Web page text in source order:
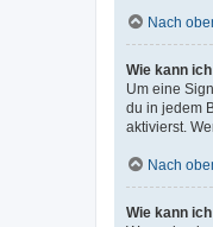
Nach
Wie kann
Um eine
du in jedem
aktivierst.
Nach
Wie kann